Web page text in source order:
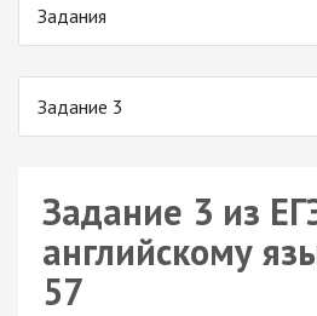
Задания
Задание 3
Задание 3 из
английскому
57